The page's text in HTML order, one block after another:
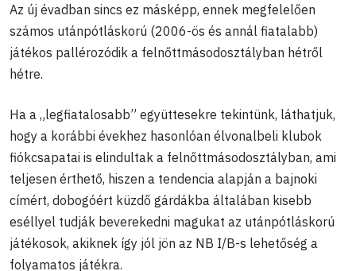
Az új évadban sincs ez másképp, ennek megfelelően
számos utánpótláskorú (2006-ös és annál fiatalabb)
játékos pallérozódik a felnőttmásodosztályban hétről
hétre.
Ha a „legfiatalosabb” együttesekre tekintünk, láthatjuk,
hogy a korábbi évekhez hasonlóan élvonalbeli klubok
fiókcsapatai is elindultak a felnőttmásodosztályban, ami
teljesen érthető, hiszen a tendencia alapján a bajnoki
címért, dobogóért küzdő gárdákba általában kisebb
eséllyel tudják beverekedni magukat az utánpótláskorú
játékosok, akiknek így jól jön az NB I/B-s lehetőség a
folyamatos játékra.